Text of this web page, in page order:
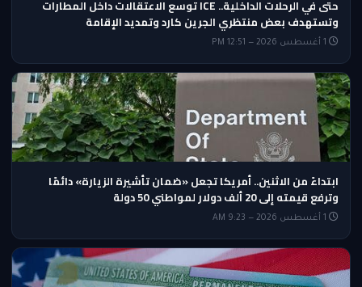
حتى في الرحلات الداخلية.. ICE توسع الاعتقالات داخل المطارات
وتستهدف بعض منتظري الجرين كارد وتمديد الإقامة
ابتداءً من الاثنين.. أمريكا تجعل «ضمان تأشيرة الزيارة» دائمًا
وترفع قيمته إلى 20 ألف دولار لمواطني 50 دولة